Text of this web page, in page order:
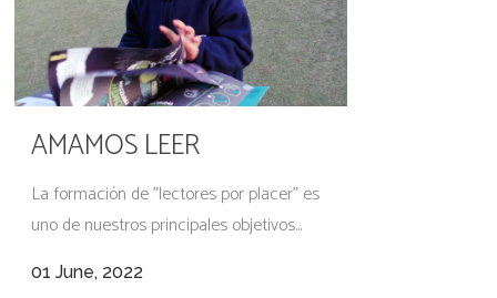
AMAMOS LEER
La formación de "lectores por placer" es
uno de nuestros principales objetivos...
01 June, 2022